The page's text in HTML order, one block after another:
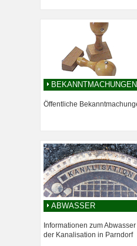
BEKANNTMACHUNGEN
Öffentliche
ABWASSER
Informationen zum
der Kanalisation in Parndorf